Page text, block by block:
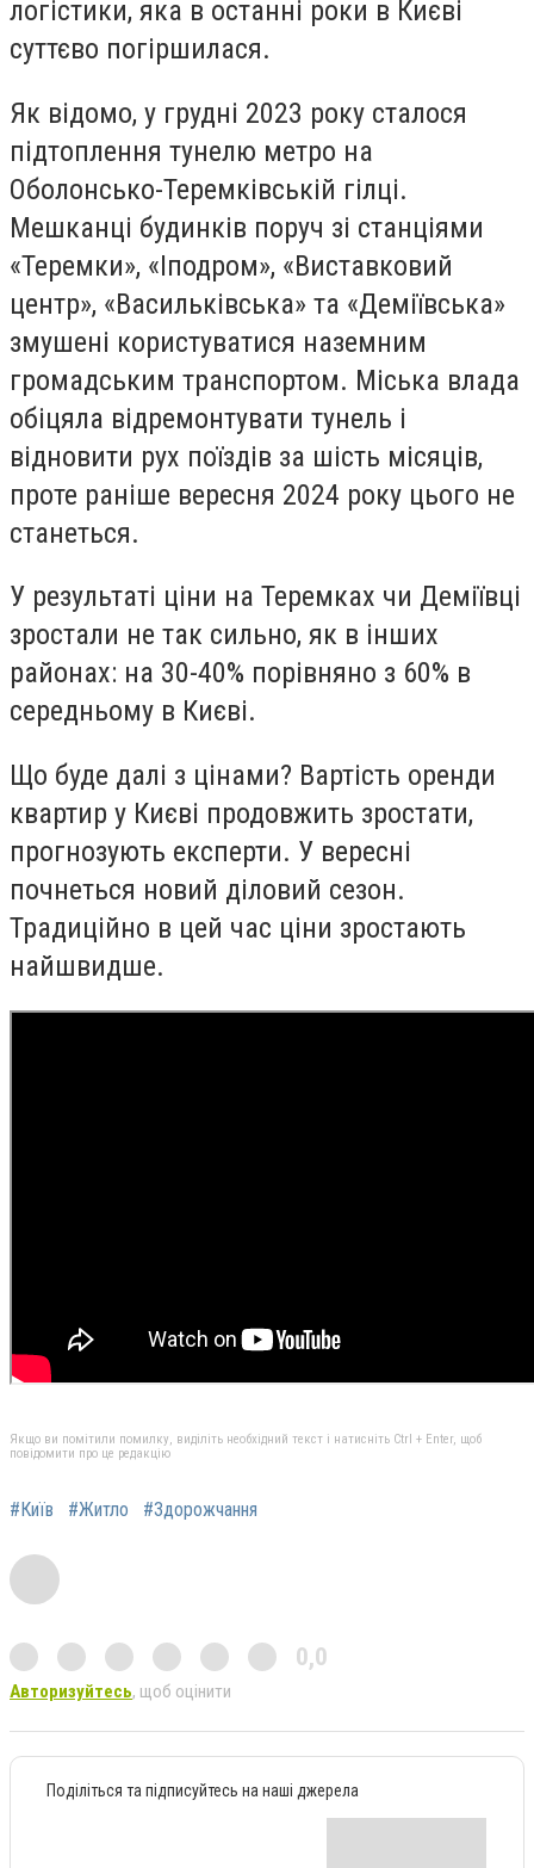
логістики, яка в останні роки в Києві
суттєво погіршилася.
Як відомо, у грудні 2023 року сталося
підтоплення тунелю метро на
Оболонсько-Теремківській гілці.
Мешканці будинків поруч зі станціями
«Теремки», «Іподром», «Виставковий
центр», «Васильківська» та «Деміївська»
змушені користуватися наземним
громадським транспортом. Міська влада
обіцяла відремонтувати тунель і
відновити рух поїздів за шість місяців,
проте раніше вересня 2024 року цього не
станеться.
У результаті ціни на Теремках чи Деміївці
зростали не так сильно, як в інших
районах: на 30-40% порівняно з 60% в
середньому в Києві.
Що буде далі з цінами? Вартість оренди
квартир у Києві продовжить зростати,
прогнозують експерти. У вересні
почнеться новий діловий сезон.
Традиційно в цей час ціни зростають
найшвидше.
Якщо ви помітили помилку, виділіть необхідний текст і натисніть Ctrl + Enter, щоб
повідомити про це редакцію
#Київ #Житло #Здорожчання
0,0
Авторизуйтесь, щоб оцінити
Поділіться та підписуйтесь на наші джерела